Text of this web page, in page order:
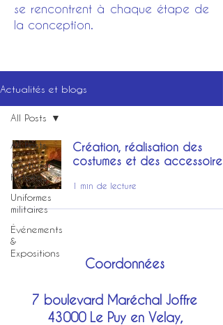
se rencontrent à chaque étape de
la conception.
Actualités et blogs
All Posts
Costumes
historique
Uniformes
militaires
Événements
&
Expositions
All Posts
Création, réalisation des
costumes et des accessoires
1 min de lecture
Coordonnées
7 boulevard Maréchal Joffre
43000 Le Puy en Velay,